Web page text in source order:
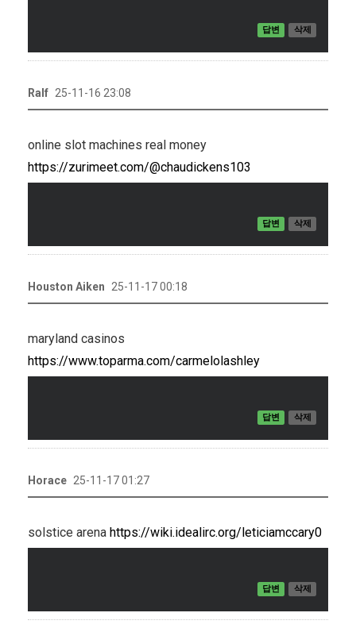
답변 삭제
Ralf 25-11-16 23:08
online slot machines real money
https://zurimeet.com/@chaudickens103
답변 삭제
Houston Aiken 25-11-17 00:18
maryland casinos
https://www.toparma.com/carmelolashley
답변 삭제
Horace 25-11-17 01:27
solstice arena https://wiki.idealirc.org/leticiamccary0
답변 삭제